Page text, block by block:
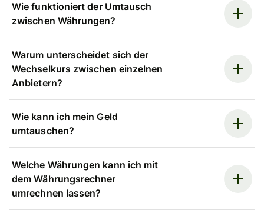
Wie funktioniert der Umtausch
zwischen Währungen?
Warum unterscheidet sich der
Wechselkurs zwischen einzelnen
Anbietern?
Wie kann ich mein Geld
umtauschen?
Welche Währungen kann ich mit
dem Währungsrechner
umrechnen lassen?